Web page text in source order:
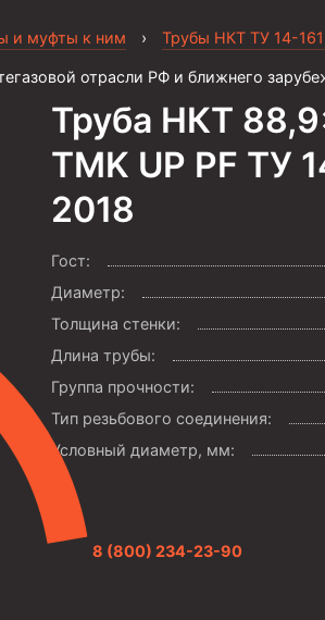
отрасли РФ и ближнего
8 (800) 234-23-90
и муфты к ним › Трубы НКТ ТУ 14-
Труба НКТ
TMK UP PF ТУ
2018
Гост:
Диаметр:
Толщина стенки:
Длина трубы:
Группа прочности:
Тип резьбового соединения:
Условный диаметр, мм: